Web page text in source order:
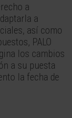
a
a
así como
PALO
los cambios
a su puesta
la fecha de